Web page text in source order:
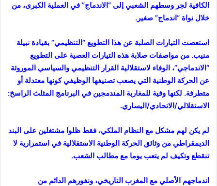
الكافية لجر وسطهم الشعبي إلى “الاندماج” في العملية الكبرى، من
خلال نواة “اندماج” صغير.
استعصت التيارات الصلبة عن هذا التطويع “التنظيمي” بقيادة نبيلة
منيب. من مواصفات صلابة هذه التيارات العصية على التطويع
“الاندماجي”، الوفاء لاستقلالية القرار التنظيمي والسياسي الموروثة
عن الحركة الوطنية التي يصعب تصنيفها الوظيفي كونها معتدلة أو
متطرفة. لكنها وفية للمغاربة المندمجين في البرنامج المثلث الراسخ:
الاستقلالي/الاتحادي/اليساري.
لم يكن لهم مشكل مع النظام الملكي، فقط ظلوا مشتغلين على البند
الديمقراطي من وثائق الحركة الوطنية الاستقلالية في استمرارية لا
تنقطع وتكيف لم يتعب يوما مع مطالب الشعب.
اندماجهم الأصلي مع المغرب التاريخي، ونفورهم الدائم من